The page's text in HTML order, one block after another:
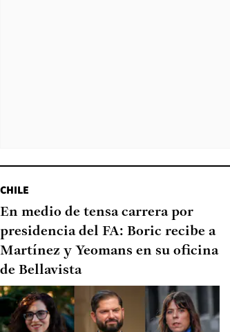
CHILE
En medio de tensa carrera por
presidencia del FA: Boric recibe a
Martínez y Yeomans en su oficina
de Bellavista